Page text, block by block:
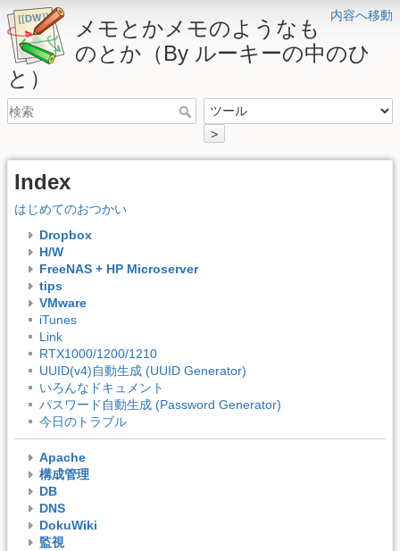
内容へ移動
メモとかメモのようなも
のとか（By ルーキーの中のひ
と）
>
Index
はじめてのおつかい
Dropbox
H/W
FreeNAS + HP Microserver
tips
VMware
iTunes
Link
RTX1000/1200/1210
UUID(v4)自動生成 (UUID Generator)
いろんなドキュメント
パスワード自動生成 (Password Generator)
今日のトラブル
Apache
構成管理
DB
DNS
DokuWiki
監視